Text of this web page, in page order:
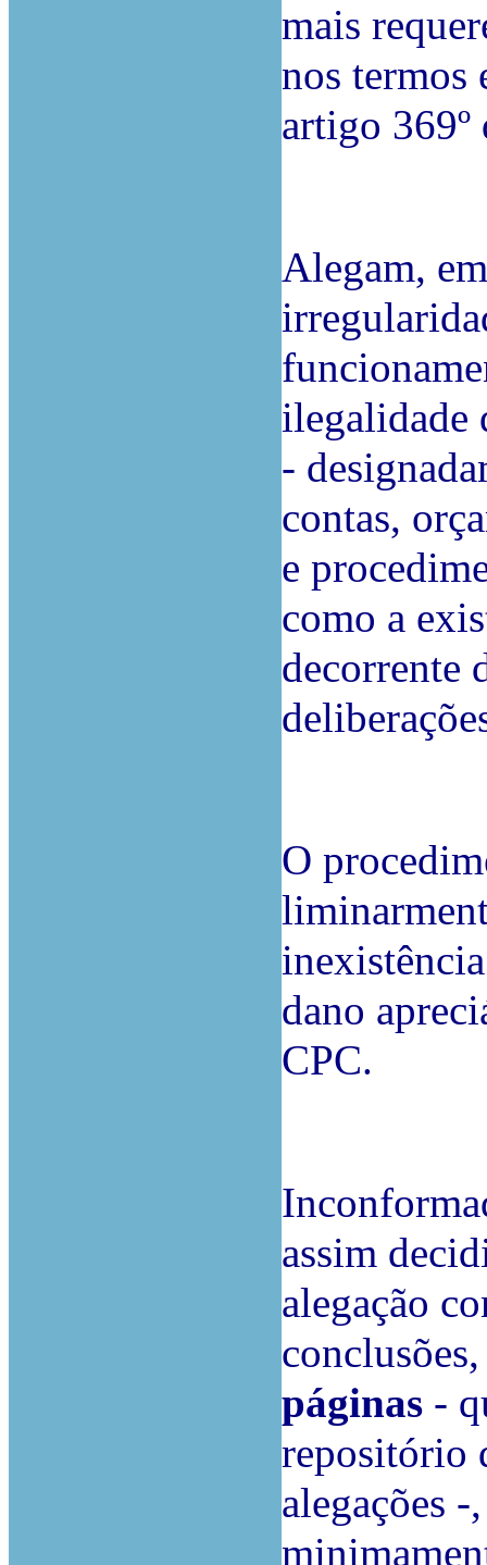
mais
nos termos
artigo 369º
Alegam,
ilegalidade
-
contas,
e
como a
decorrente
O
dano
CPC.
assim
alegação
páginas -
repositório
alegações -